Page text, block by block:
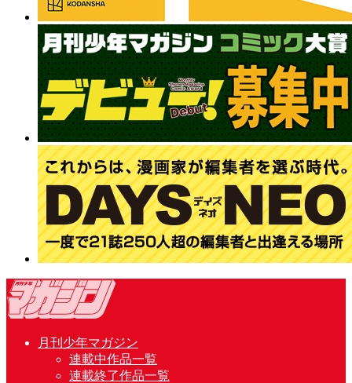
月刊少年マガジン
連載中作品一覧
連載終了作品一覧